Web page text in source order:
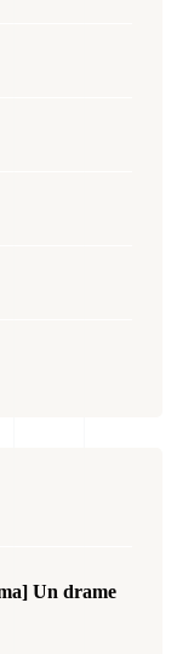
Un drame